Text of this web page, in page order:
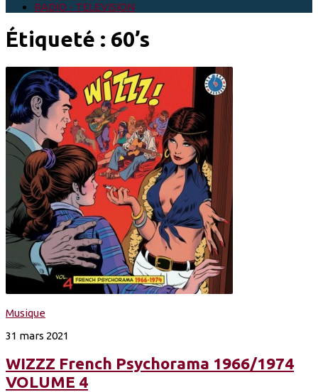
RADIO - TELEVISION
Étiqueté : 60’s
Musique
31 mars 2021
WIZZZ French Psychorama 1966​/​1974
VOLUME 4